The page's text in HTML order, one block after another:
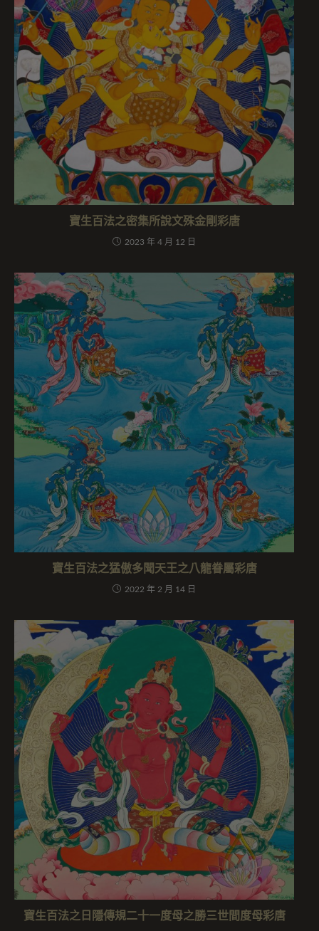
寶生百法之密集所說文殊金剛彩唐
2023 年 4 月 12 日
寶生百法之猛傲多聞天王之八龍眷屬彩唐
2022 年 2 月 14 日
寶生百法之日隱傳規二十一度母之勝三世間度母彩唐